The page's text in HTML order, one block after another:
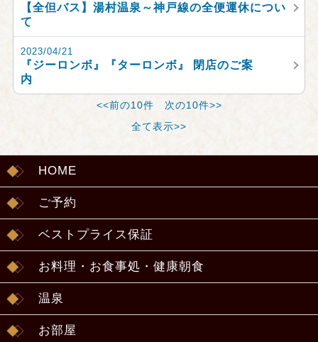
【全但バス】湯村温泉～神戸線の全便運休につい
て
2023/04/21
『ジーロンボ』『ターロンボ』 閉店のご案
内
<<前の10件
次の10件>>
全て表示>>
HOME
ご予約
ベストプライス保証
お料理・お食事処・健康朝食
温泉
お部屋